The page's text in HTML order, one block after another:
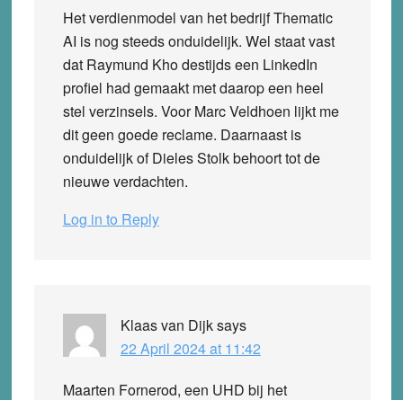
Het verdienmodel van het bedrijf Thematic
AI is nog steeds onduidelijk. Wel staat vast
dat Raymund Kho destijds een LinkedIn
profiel had gemaakt met daarop een heel
stel verzinsels. Voor Marc Veldhoen lijkt me
dit geen goede reclame. Daarnaast is
onduidelijk of Dieles Stolk behoort tot de
nieuwe verdachten.
Log in to Reply
Klaas van Dijksays
22 April 2024 at 11:42
Maarten Fornerod, een UHD bij het